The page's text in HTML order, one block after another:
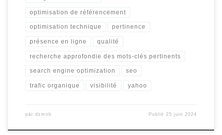
optimisation de référencement
optimisation technique pertinence
présence en ligne qualité
recherche approfondie des mots-clés pertinents
search engine optimization seo
trafic organique visibilité yahoo
par dzmob Publié25 juin 2024